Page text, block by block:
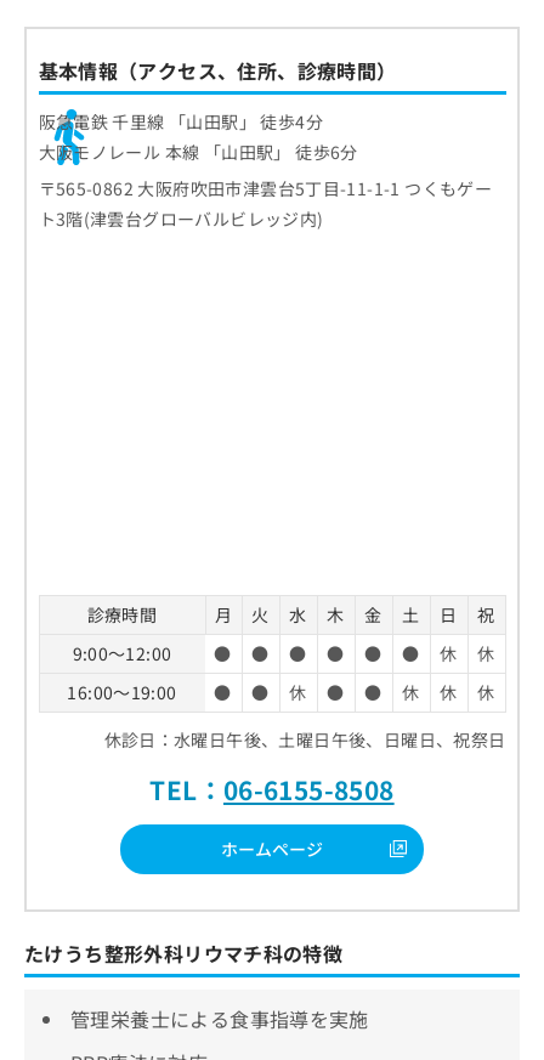
基本情報（アクセス、住所、診療時間）
阪急電鉄 千里線 「山田駅」 徒歩4分
大阪モノレール 本線 「山田駅」 徒歩6分
〒565-0862 大阪府吹田市津雲台5丁目-11-1-1 つくもゲー
ト3階(津雲台グローバルビレッジ内)
診療時間 月 火 水 木 金 土 日
祝
9:00～12:00
● ● ● ● ● ● 休
休
16:00～19:00
● ● 休 ● ● 休 休
休
休診日：水曜日午後、土曜日午後、日曜日、祝祭日
TEL： 06-6155-8508
ホームページ
たけうち整形外科リウマチ科の特徴
管理栄養士による食事指導を実施